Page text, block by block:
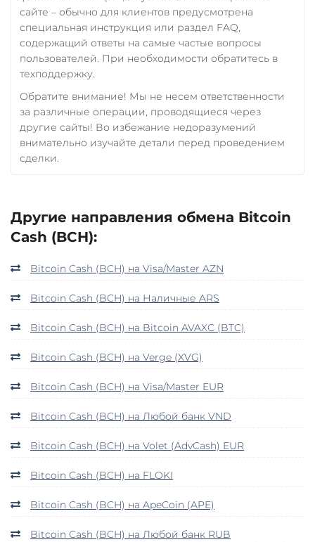
сайте – обычно для клиентов предусмотрена
специальная инструкция или раздел FAQ,
содержащий ответы на самые частые вопросы
пользователей. При необходимости обратитесь в
техподдержку.
Обратите внимание! Мы не несем ответственности
за различные операции, проводящиеся через
другие сайты! Во избежание недоразумений
внимательно изучайте детали перед проведением
сделки.
Другие направления обмена Bitcoin
Cash (BCH):
Bitcoin Cash (BCH) на Visa/Master AZN
Bitcoin Cash (BCH) на Наличные ARS
Bitcoin Cash (BCH) на Bitcoin AVAXC (BTC)
Bitcoin Cash (BCH) на Verge (XVG)
Bitcoin Cash (BCH) на Visa/Master EUR
Bitcoin Cash (BCH) на Любой банк VND
Bitcoin Cash (BCH) на Volet (AdvCash) EUR
Bitcoin Cash (BCH) на FLOKI
Bitcoin Cash (BCH) на ApeCoin (APE)
Bitcoin Cash (BCH) на Любой банк RUB